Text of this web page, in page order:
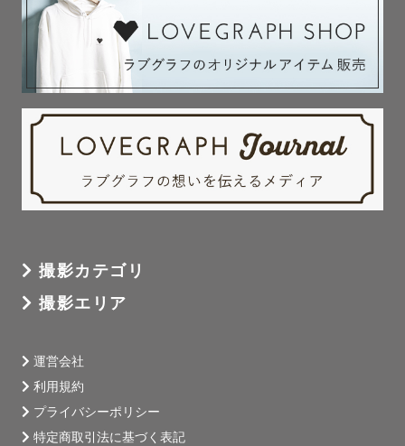
撮影カテゴリ
撮影エリア
運営会社
利用規約
プライバシーポリシー
特定商取引法に基づく表記